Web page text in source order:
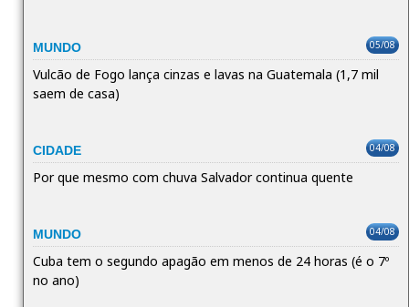
MUNDO 05/08
Vulcão de Fogo lança cinzas e lavas na Guatemala (1,7 mil
saem de casa)
CIDADE 04/08
Por que mesmo com chuva Salvador continua quente
MUNDO 04/08
Cuba tem o segundo apagão em menos de 24 horas (é o 7º
no ano)